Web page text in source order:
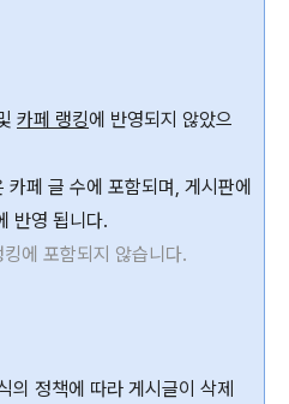
카페 랭킹에 반영되지 않았으
페 글 수에 포함되며, 게시판에
반영 됩니다.
에 포함되지 않습니다.
정책에 따라 게시글이 삭제